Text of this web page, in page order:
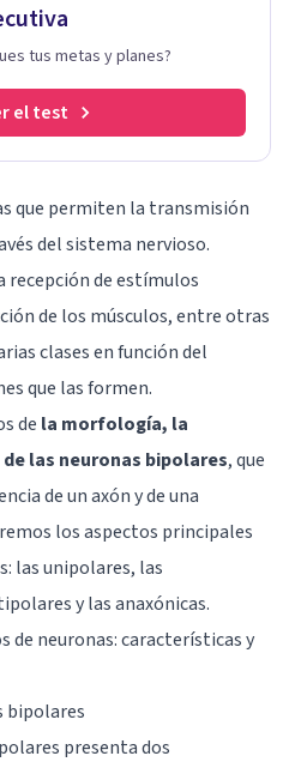
tus metas y planes?
el test
que permiten la transmisión
del sistema nervioso.
recepción de estímulos
de los músculos, entre otras
clases en función del
que las formen.
de la morfología, la
las neuronas bipolares, que
de un axón y de una
los aspectos principales
las unipolares, las
y las anaxónicas.
de neuronas: características y
bipolares
presenta dos